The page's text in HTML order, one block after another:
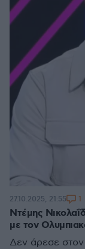
Ντέμης
με τον
Δεν άρεσε
27.10.2025, 21:55 1